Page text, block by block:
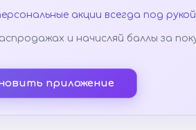
акции всегда под рукой
и начисляй баллы за
приложение